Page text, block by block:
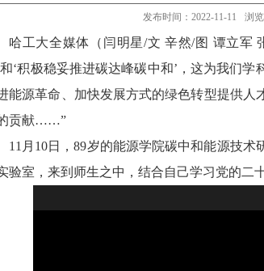
发布时间：2022-11-11 浏
哈工大全媒体（闫明星/文 辛然/图 谭立军
和‘积极稳妥推进碳达峰碳中和’，这为我们
能源革命、加快发展方式的绿色转型提供
贡献……”
11月10日，89岁的能源学院碳中和能源技
验室，来到师生之中，结合自己学习党的二